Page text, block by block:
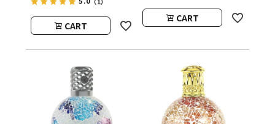
ウッド）
CART
CART